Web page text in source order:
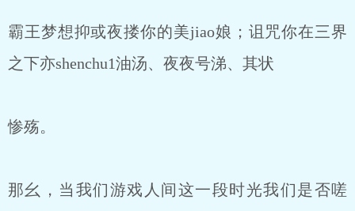
霸王梦想抑或夜搂你的美jiao娘；诅咒你在三界
之下亦shenchu1油汤、夜夜号涕、其状
惨殇。
那幺，当我们游戏人间这一段时光我们是否嗟